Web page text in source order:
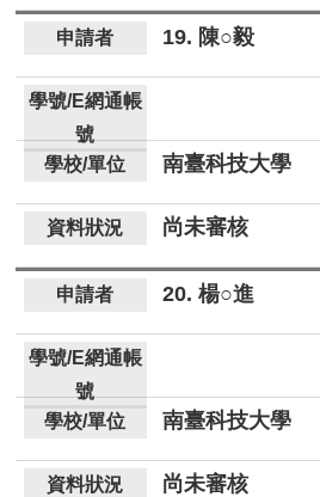
19. 陳○毅
南臺科技大學
尚未審核
20. 楊○進
南臺科技大學
尚未審核